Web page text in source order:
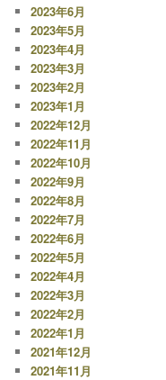
2023年6月
2023年5月
2023年4月
2023年3月
2023年2月
2023年1月
2022年12月
2022年11月
2022年10月
2022年9月
2022年8月
2022年7月
2022年6月
2022年5月
2022年4月
2022年3月
2022年2月
2022年1月
2021年12月
2021年11月